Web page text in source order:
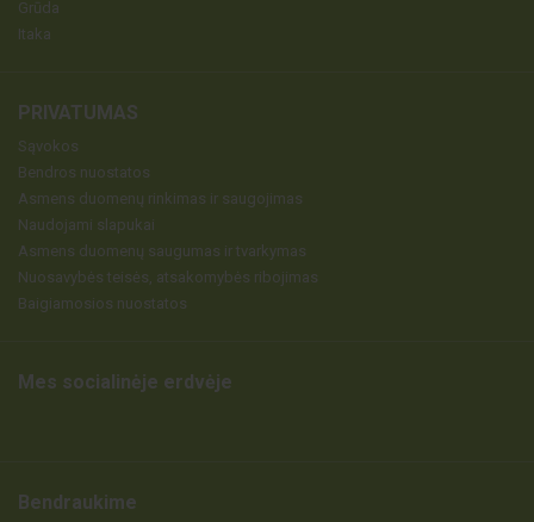
Grūda
Itaka
PRIVATUMAS
Sąvokos
Bendros nuostatos
Asmens duomenų rinkimas ir saugojimas
Naudojami slapukai
Asmens duomenų saugumas ir tvarkymas
Nuosavybės teisės, atsakomybės ribojimas
Baigiamosios nuostatos
Mes socialinėje erdvėje
Bendraukime